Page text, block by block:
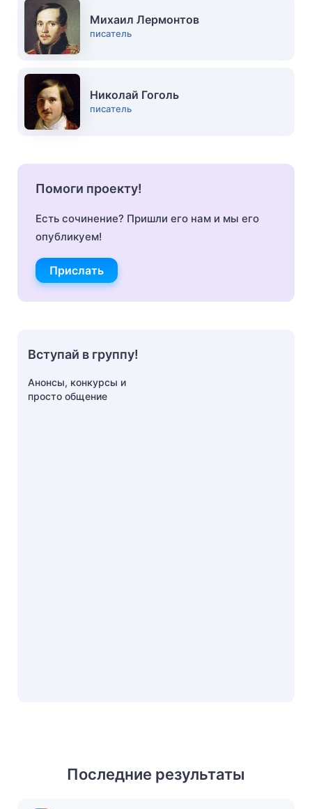
Последние результаты
Михаил Лермонтов
писатель
Николай Гоголь
писатель
Помоги проекту!
Есть сочинение? Пришли его нам и мы его
опубликуем!
Прислать
Вступай в группу!
Анонсы, конкурсы и
просто общение